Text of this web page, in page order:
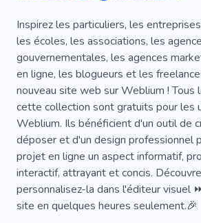
Économie
Transport
Transport De Marchandises
Entrepôt
Services Aide
Nouveau
Générateur
Analytique
Analyse De Marché
Tendre
Prédiction
Parrainer
Astrologie
Immobilier
Espaces De Coworking
Bail
Inspirez les particuliers, les
les écoles, les associations, les
gouvernementales, les agences
en ligne, les blogueurs et les
nouveau site web sur Weblium ! Tous
cette collection sont gratuits pour les
Weblium. Ils bénéficient d'un outil de
déposer et d'un design professionnel
projet en ligne un aspect informatif,
interactif, attrayant et concis.
personnalisez-la dans l'éditeur visuel
site en quelques heures seulement.🎉